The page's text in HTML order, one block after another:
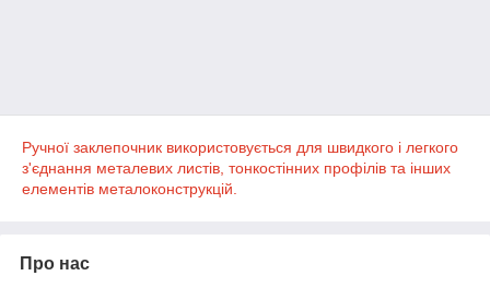
Ручної заклепочник використовується для швидкого і легкого
з'єднання металевих листів, тонкостінних профілів та інших
елементів металоконструкцій.
Про нас